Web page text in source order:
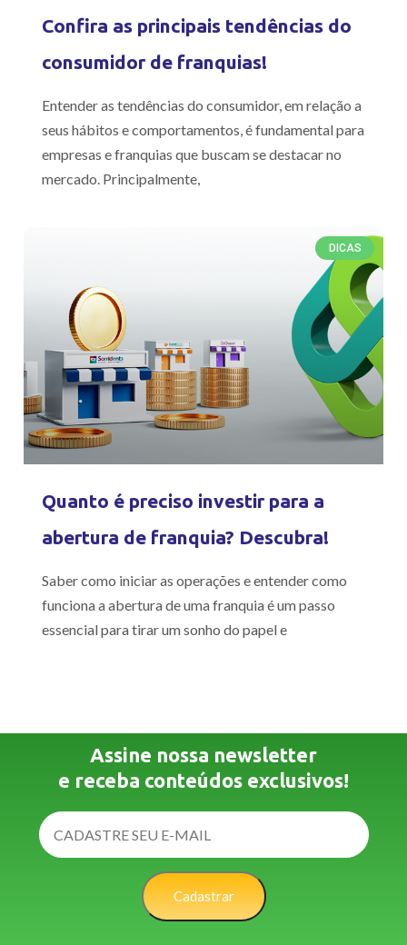
Confira as principais tendências do
consumidor de franquias!
Entender as tendências do consumidor, em relação a
seus hábitos e comportamentos, é fundamental para
empresas e franquias que buscam se destacar no
mercado. Principalmente,
DICAS
Quanto é preciso investir para a
abertura de franquia? Descubra!
Saber como iniciar as operações e entender como
funciona a abertura de uma franquia é um passo
essencial para tirar um sonho do papel e
Assine nossa newsletter
e receba conteúdos exclusivos!
Cadastrar